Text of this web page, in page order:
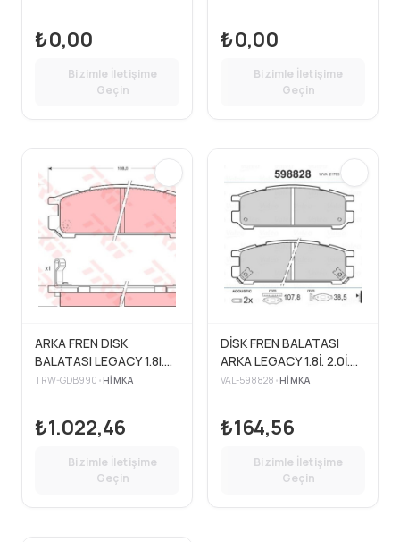
₺0,00
Bizimle İletişime
Geçin
₺0,00
Bizimle İletişime
Geçin
ARKA FREN DISK
BALATASI LEGACY 1.8I.
2.0I. 2.2I;
TRW-GDB990 • HIMKA
₺1.022,46
Bizimle İletişime
Geçin
DİSK FREN BALATASI
ARKA LEGACY 1.8İ. 2.0İ.
2.2İ. IMPREZA 1.6GL. 2.0
VAL-598828 • HIMKA
₺164,56
Bizimle İletişime
Geçin